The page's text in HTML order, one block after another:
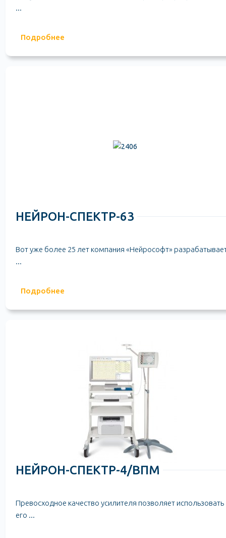
...
Подробнее
НЕЙРОН-СПЕКТР-63
Вот уже более 25 лет компания «Нейрософт»
...
Подробнее
НЕЙРОН-СПЕКТР-4/ВПМ
Превосходное качество усилителя позволяет использовать
его ...